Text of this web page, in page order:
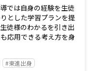
では自身の経験を生徒
とした学習プランを提
徒様のわかるを引き出
応用できる考え方を身
#東進出身